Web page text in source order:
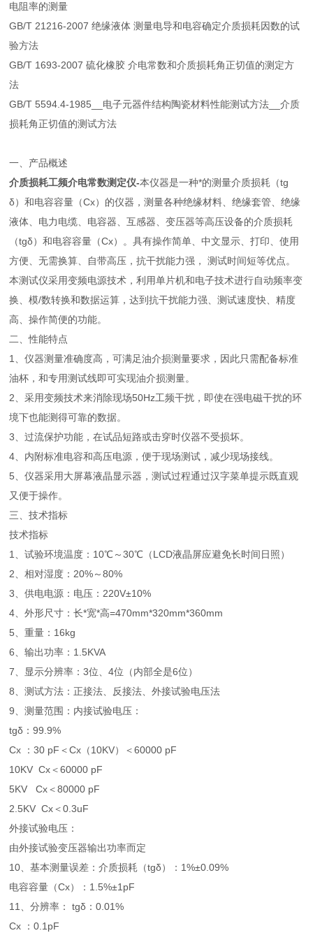
电阻率的测量
GB/T 21216-2007 绝缘液体 测量电导和电容确定介质损耗因数的试
验方法
GB/T 1693-2007 硫化橡胶 介电常数和介质损耗角正切值的测定方
法
GB/T 5594.4-1985__电子元器件结构陶瓷材料性能测试方法__介质
损耗角正切值的测试方法
一、产品概述
介质损耗工频介电常数测定仪-本仪器是一种*的测量介质损耗（tg
δ）和电容容量（Cx）的仪器，测量各种绝缘材料、绝缘套管、绝缘
液体、电力电缆、电容器、互感器、变压器等高压设备的介质损耗
（tgδ）和电容容量（Cx）。具有操作简单、中文显示、打印、使用
方便、无需换算、自带高压，抗干扰能力强， 测试时间短等优点。
本测试仪采用变频电源技术，利用单片机和电子技术进行自动频率变
换、模/数转换和数据运算，达到抗干扰能力强、测试速度快、精度
高、操作简便的功能。
二、性能特点
1、仪器测量准确度高，可满足油介损测量要求，因此只需配备标准
油杯，和专用测试线即可实现油介损测量。
2、采用变频技术来消除现场50Hz工频干扰，即使在强电磁干扰的环
境下也能测得可靠的数据。
3、过流保护功能，在试品短路或击穿时仪器不受损坏。
4、内附标准电容和高压电源，便于现场测试，减少现场接线。
5、仪器采用大屏幕液晶显示器，测试过程通过汉字菜单提示既直观
又便于操作。
三、技术指标
技术指标
1、试验环境温度：10℃～30℃（LCD液晶屏应避免长时间日照）
2、相对湿度：20%～80%
3、供电电源：电压：220V±10%
4、外形尺寸：长*宽*高=470mm*320mm*360mm
5、重量：16kg
6、输出功率：1.5KVA
7、显示分辨率：3位、4位（内部全是6位）
8、测试方法：正接法、反接法、外接试验电压法
9、测量范围：内接试验电压：
tgδ：99.9%
Cx ：30 pF＜Cx（10KV）＜60000 pF
10KV Cx＜60000 pF
5KV Cx＜80000 pF
2.5KV Cx＜0.3uF
外接试验电压：
由外接试验变压器输出功率而定
10、基本测量误差：介质损耗（tgδ）：1%±0.09%
电容容量（Cx）：1.5%±1pF
11、分辨率： tgδ：0.01%
Cx ：0.1pF